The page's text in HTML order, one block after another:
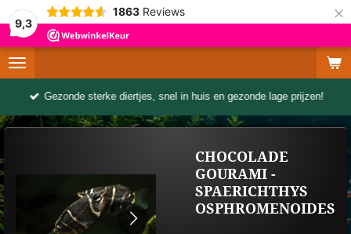
9,3
1863 Reviews ×
Gezonde sterke diertjes, snel in huis en gezonde lage prijzen!
CHOCOLADE
GOURAMI -
SPAERICHTHYS
OSPHROMENOIDES